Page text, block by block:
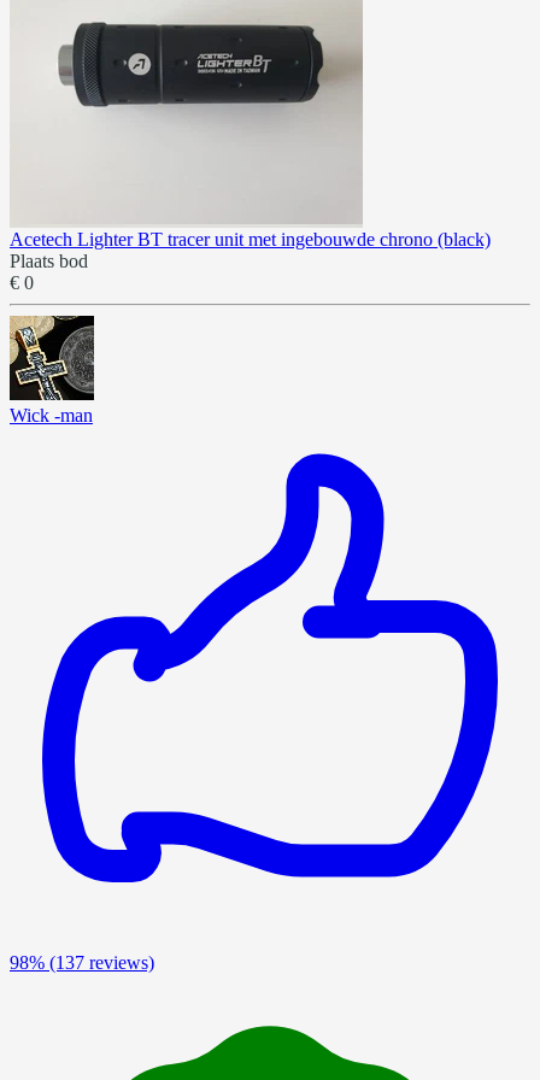
Acetech Lighter BT tracer unit met ingebouwde chrono (black)
Plaats bod
€ 0
Wick -man
98% (137 reviews)